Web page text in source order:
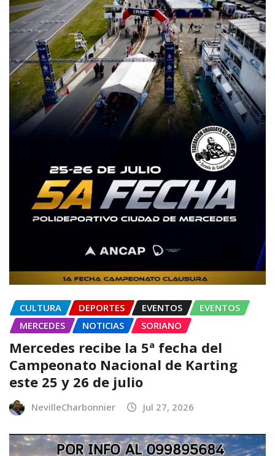
CULTURA DEPORTES EVENTOS
EVENTOS
MERCEDES
NOTICIAS SORIANO
Mercedes recibe la 5ª fecha del
Campeonato Nacional de Karting
este 25 y 26 de julio
NevilleCharbonnier Jul 27, 2026